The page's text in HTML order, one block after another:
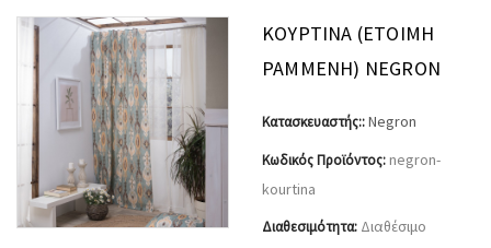
ΚΟΥΡΤΊΝΑ (ΈΤΟΙΜΗ
ΡΑΜΜΈΝΗ) NEGRON
Κατασκευαστής::Negron
Κωδικός Προϊόντος:negron-
kourtina
Διαθεσιμότητα: Διαθέσιμο